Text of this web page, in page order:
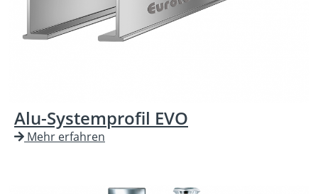
Alu-Systemprofil EVO
Mehr erfahren